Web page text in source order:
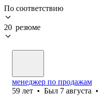
По соответствию
20 резюме
менеджер по продажам
59 лет • Был 7 августа •